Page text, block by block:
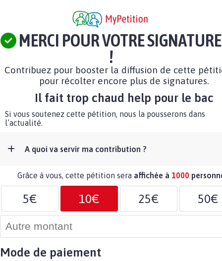
MERCI POUR VOTRE SIGNATURE
!
Contribuez pour booster la diffusion de cette
pour récolter encore plus de signatures.
Il fait trop chaud help pour le bac
Si vous soutenez cette pétition, nous la pousserons dans
l’actualité.
A quoi va servir ma contribution ?
Grâce à vous, cette pétition sera affichée à 1000
5€ 10€ 25€ 50€
Mode de paiement